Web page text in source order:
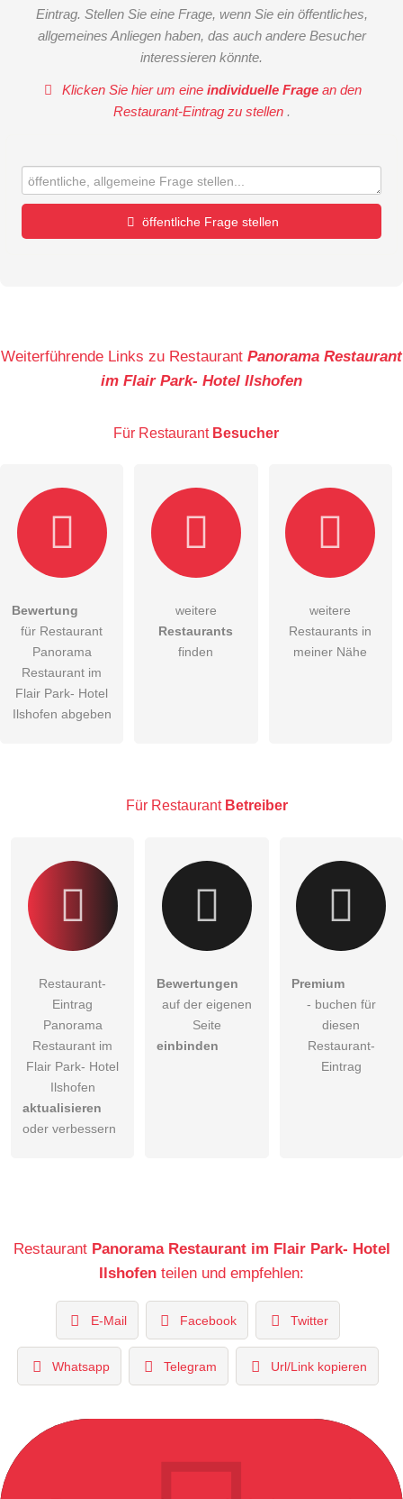
Eintrag. Stellen Sie eine Frage, wenn Sie ein öffentliches,
allgemeines Anliegen haben, das auch andere Besucher
interessieren könnte.
Klicken Sie hier um eineindividuelle Frage an den
Restaurant-Eintrag zu stellen .
öffentliche Frage stellen
Die Datenschutzerklärunghabe ich zur Kenntnis genommen.
öffentliche Frage stellen
Hinweis:Bitte beachten Sie, öffentliche Fragen sind
Weiterführende Links zu Restaurant Panorama Restaurant
im Flair Park- Hotel Ilshofen
Für Restaurant Besucher
Bewertung
für Restaurant
Panorama
Restaurant im
Flair Park- Hotel
Ilshofen abgeben
weitere
Restaurants
finden
weitere
Restaurants in
meiner Nähe
Für Restaurant Betreiber
Restaurant-
Eintrag
Panorama
Restaurant im
Flair Park- Hotel
Ilshofen
aktualisieren
oder verbessern
Bewertungen
auf der eigenen
Seite
einbinden
Premium
- buchen für
diesen
Restaurant-
Eintrag
Restaurant Panorama Restaurant im Flair Park- Hotel
Ilshofen teilen und empfehlen:
E-Mail Facebook Twitter
Whatsapp Telegram Url/Link kopieren